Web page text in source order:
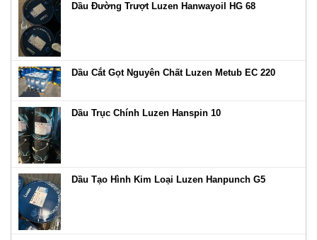
Dầu Đường Trượt Luzen Hanwayoil HG 68
Dầu Cắt Gọt Nguyên Chất Luzen Metub EC 220
Dầu Trục Chính Luzen Hanspin 10
Dầu Tạo Hình Kim Loại Luzen Hanpunch G5